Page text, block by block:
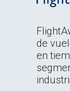
de
en